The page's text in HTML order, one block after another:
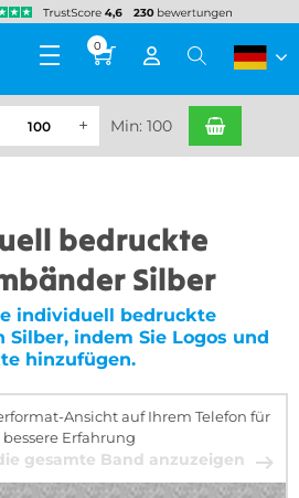
0
Min: 100
bedruckte
Silber
individuell bedruckte
indem Sie Logos und
hinzufügen.
Ansicht auf Ihrem Telefon für
Erfahrung
gesamte Band anzuzeigen